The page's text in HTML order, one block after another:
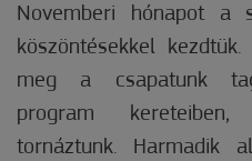
Novemberi hónapot a
köszöntésekkel
meg a csapatunk
program kereteiben,
tornáztunk. Harmadik